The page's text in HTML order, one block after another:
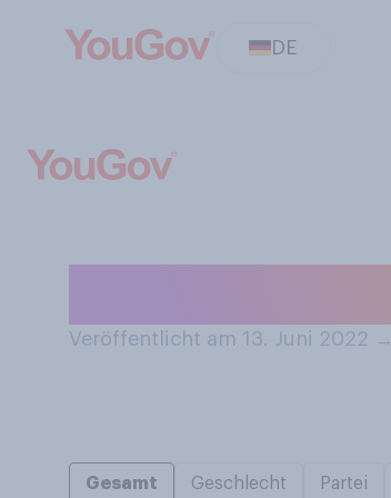
DE
Veröffentlicht am 13. Juni 2022 →
Gesamt Geschlecht Partei